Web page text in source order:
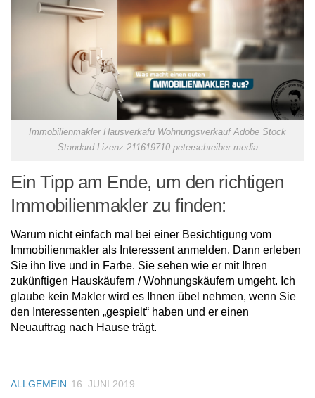
Immobilienmakler Hausverkafu Wohnungsverkauf Adobe Stock
Standard Lizenz 211619710 peterschreiber.media
Ein Tipp am Ende, um den richtigen
Immobilienmakler zu finden:
Warum nicht einfach mal bei einer Besichtigung vom
Immobilienmakler als Interessent anmelden. Dann erleben
Sie ihn live und in Farbe. Sie sehen wie er mit Ihren
zukünftigen Hauskäufern / Wohnungskäufern umgeht. Ich
glaube kein Makler wird es Ihnen übel nehmen, wenn Sie
den Interessenten „gespielt“ haben und er einen
Neuauftrag nach Hause trägt.
ALLGEMEIN 16. JUNI 2019